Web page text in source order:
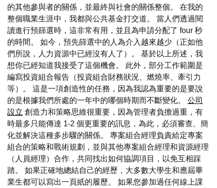
的其他參與者的關係，並最終與社會的關係整個。 在我的
整個職業生涯中，我都與公共基金打交道。 當人們透過閱
讀進行預篩選時，這非常有用，並且為申請分配了 four 秒
的時間。 如今，預先篩選中的人為介入越來越少（正如他
們所說，人力資源中已經沒有人了）。 基於以上所述，我
想你已經知道我接受了這個機會。 此外，部分工作範圍是
編寫投資組合報告（投資組合財務狀況、燃燒率、牽引力
等）。 這是一項創造性的任務，因為我認為重要的是要說
的是根據我們所處的一年中的哪個時期而不斷變化。 公司
設立 創造力和策略思維很重要，因為管理者負擔過重，有
時最多只能傳達 1-2 個更重要的訊息，為此，必須審查、簡
化並解決這種多步驟的關係。 專案組合經理負責給定專案
組合的策略和戰術規劃，並與其他專案組合經理和資源經理
（人員經理）合作，共同找出如何協調項目，以免互相踩
踏。 如果正確地總結自己的經歷，大多數大學生和應屆畢
業生都可以寫出一頁紙的履歷。 如果您參加過任何線上課